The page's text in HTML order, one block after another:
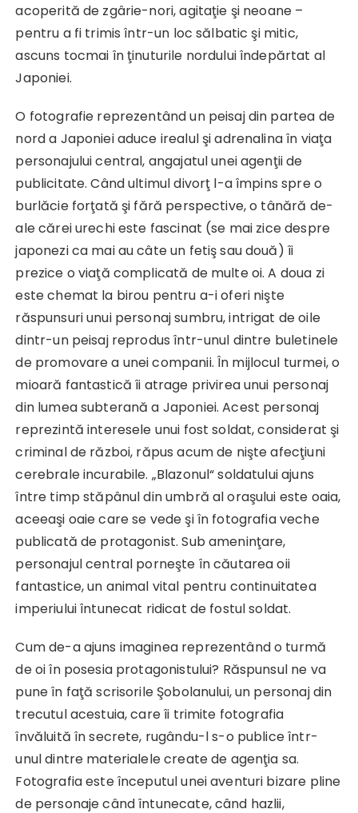
acoperită de zgârie-nori, agitaţie şi neoane –
pentru a fi trimis într-un loc sălbatic şi mitic,
ascuns tocmai în ţinuturile nordului îndepărtat al
Japoniei.
O fotografie reprezentând un peisaj din partea de
nord a Japoniei aduce irealul şi adrenalina în viaţa
personajului central, angajatul unei agenţii de
publicitate. Când ultimul divorţ l-a împins spre o
burlăcie forţată şi fără perspective, o tânără de-
ale cărei urechi este fascinat (se mai zice despre
japonezi ca mai au câte un fetiş sau două) îi
prezice o viaţă complicată de multe oi. A doua zi
este chemat la birou pentru a-i oferi nişte
răspunsuri unui personaj sumbru, intrigat de oile
dintr-un peisaj reprodus într-unul dintre buletinele
de promovare a unei companii. În mijlocul turmei, o
mioară fantastică îi atrage privirea unui personaj
din lumea subterană a Japoniei. Acest personaj
reprezintăinteresele unui fost soldat, considerat şi
criminal de război, răpus acum de nişte afecţiuni
cerebrale incurabile. „Blazonul“ soldatului ajuns
între timp stăpânul din umbră al oraşului este oaia,
aceeaşi oaie care se vede şi în fotografia veche
publicată de protagonist. Sub ameninţare,
personajul central porneşte în căutarea oii
fantastice, un animal vital pentru continuitatea
imperiului întunecat ridicat de fostul soldat.
Cum de-a ajuns imaginea reprezentând o turmă
de oi în posesia protagonistului? Răspunsul ne va
pune în faţă scrisorile Şobolanului, un personaj din
trecutul acestuia, care îi trimite fotografia
învăluită în secrete, rugându-l s-o publice într-
unul dintre materialele create de agenţia sa.
Fotografia este începutul unei aventuri bizare pline
de personaje când întunecate, când hazlii,